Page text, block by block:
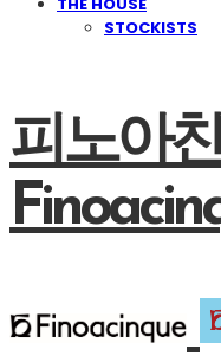
STOCKISTS
피노아친